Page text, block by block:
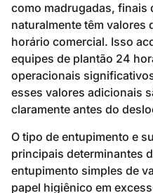
como madrugadas, finais
naturalmente têm valores
horário comercial. Isso
equipes de plantão 24
operacionais
esses valores adicionais
claramente antes do
O tipo de entupimento e
principais determinantes
entupimento simples de
papel higiênico em